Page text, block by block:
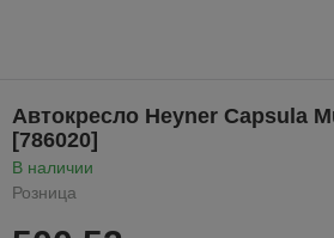
Автокресло Heyner Capsula
[786020]
В наличии
Розница